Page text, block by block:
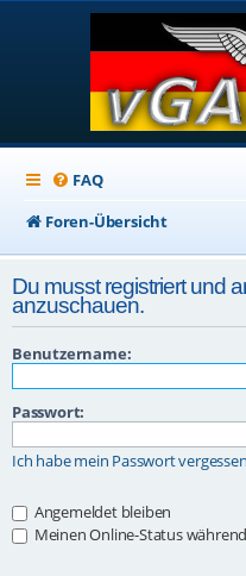
FAQ
Foren-Übersicht
Du musst registriert und
anzuschauen.
Benutzername:
Passwort:
Ich habe mein Passwort vergessen
Angemeldet bleiben
Meinen Online-Status